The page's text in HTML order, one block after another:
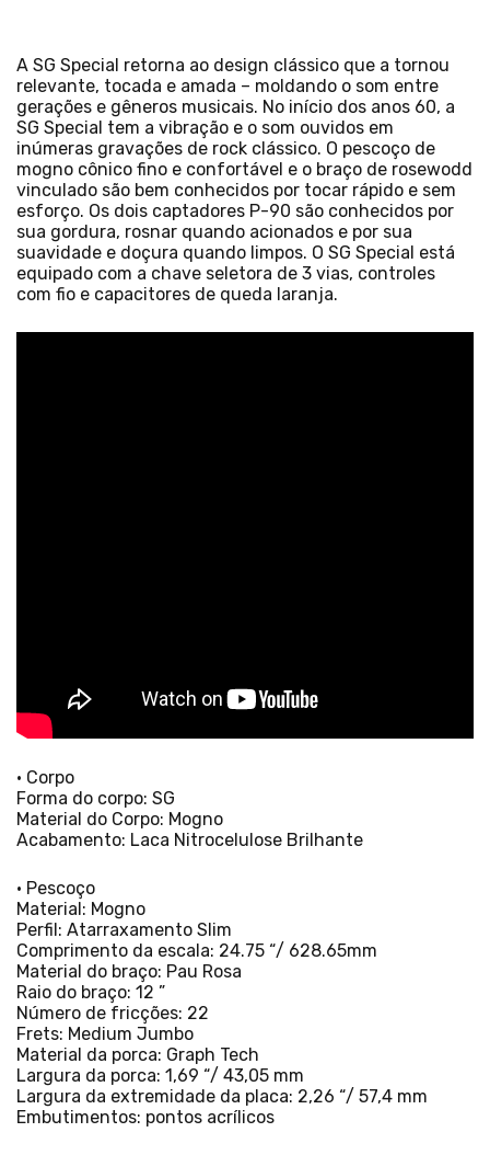
A SG Special retorna ao design clássico que a tornou
relevante, tocada e amada – moldando o som entre
gerações e gêneros musicais. No início dos anos 60, a
SG Special tem a vibração e o som ouvidos em
inúmeras gravações de rock clássico. O pescoço de
mogno cônico fino e confortável e o braço de rosewodd
vinculado são bem conhecidos por tocar rápido e sem
esforço. Os dois captadores P-90 são conhecidos por
sua gordura, rosnar quando acionados e por sua
suavidade e doçura quando limpos. O SG Special está
equipado com a chave seletora de 3 vias, controles
com fio e capacitores de queda laranja.
• Corpo
Forma do corpo: SG
Material do Corpo: Mogno
Acabamento: Laca Nitrocelulose Brilhante
• Pescoço
Material: Mogno
Perfil: Atarraxamento Slim
Comprimento da escala: 24.75 “/ 628.65mm
Material do braço: Pau Rosa
Raio do braço: 12 ”
Número de fricções: 22
Frets: Medium Jumbo
Material da porca: Graph Tech
Largura da porca: 1,69 “/ 43,05 mm
Largura da extremidade da placa: 2,26 “/ 57,4 mm
Embutimentos: pontos acrílicos